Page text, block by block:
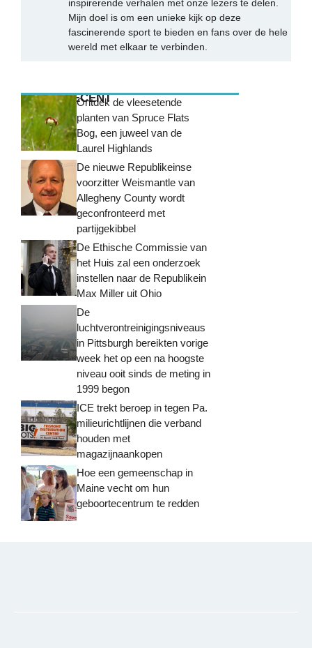
inspirerende verhalen met onze lezers te delen.
Mijn doel is om een unieke kijk op deze
fascinerende sport te bieden en fans over de hele
wereld met elkaar te verbinden.
MEEST RECENTOntdek de vleesetende
planten van Spruce Flats
Bog, een juweel van de
Laurel Highlands
De nieuwe Republikeinse
voorzitter Weismantle van
Allegheny County wordt
geconfronteerd met
partijgekibbel
De Ethische Commissie van
het Huis zal een onderzoek
instellen naar de Republikein
Max Miller uit Ohio
De
luchtverontreinigingsniveaus
in Pittsburgh bereikten vorige
week het op een na hoogste
niveau ooit sinds de meting in
1999 begon
ICE trekt beroep in tegen Pa.
milieurichtlijnen die verband
houden met
magazijnaankopen
Hoe een gemeenschap in
Maine vecht om hun
geboortecentrum te redden